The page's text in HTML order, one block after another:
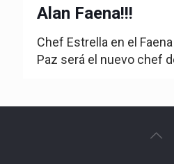
Alan Faena!!!
Chef Estrella en el
Paz será el nuevo chef